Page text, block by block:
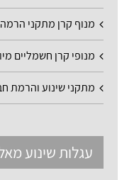
מנוף קרן מתקני הרמה
מנופי קרן חשמליים
מתקני שינוע והרמת
עגלות שינוע